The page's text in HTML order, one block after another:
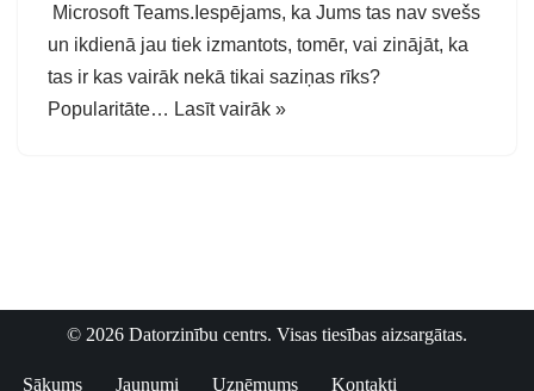
Microsoft Teams.Iespējams, ka Jums tas nav svešs
un ikdienā jau tiek izmantots, tomēr, vai zinājāt, ka
tas ir kas vairāk nekā tikai saziņas rīks?
Popularitāte… Lasīt vairāk »
© 2026 Datorzinību centrs. Visas tiesības aizsargātas.
Sākums Jaunumi Uzņēmums Kontakti